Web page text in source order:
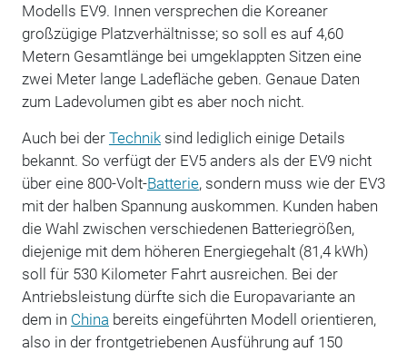
Modells EV9. Innen versprechen die Koreaner
großzügige Platzverhältnisse; so soll es auf 4,60
Metern Gesamtlänge bei umgeklappten Sitzen eine
zwei Meter lange Ladefläche geben. Genaue Daten
zum Ladevolumen gibt es aber noch nicht.
Auch bei der Techniksind lediglich einige Details
bekannt. So verfügt der EV5 anders als der EV9 nicht
über eine 800-Volt-Batterie, sondern muss wie der EV3
mit der halben Spannung auskommen. Kunden haben
die Wahl zwischen verschiedenen Batteriegrößen,
diejenige mit dem höheren Energiegehalt (81,4 kWh)
soll für 530 Kilometer Fahrt ausreichen. Bei der
Antriebsleistung dürfte sich die Europavariante an
dem in China bereits eingeführten Modell orientieren,
also in der frontgetriebenen Ausführung auf 150